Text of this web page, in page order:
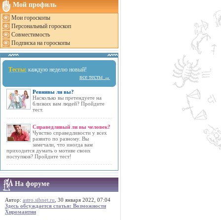
Мой профиль
Мои гороскопы
Персональный гороскоп
Совместимость
Подписка на гороскопы
Тесты: каждую неделю новый!
все тесты →
Ревнивы ли вы?
Насколько вы претендуете на
близких вам людей? Пройдите
тест.
Справедливый ли вы человек?
Чувство справедливости у всех
развито по разному. Вы
замечали, что иногда вам
приходится думать о мотиве своих
поступков? Пройдите тест!
На форуме
Автор: astro.sibnet.ru , 30 января 2022, 07:04
Здесь обсуждается статья: Возможности
Хиромантии